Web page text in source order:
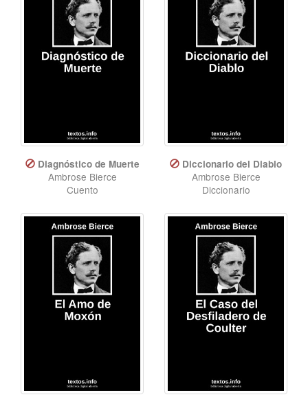
Diagnóstico de Muerte
Ambrose Bierce
Cuento
Diccionario del Diablo
Ambrose Bierce
Diccionario